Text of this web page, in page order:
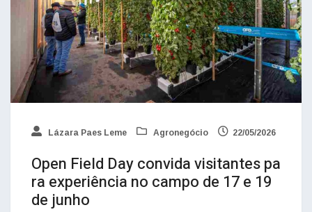
Lázara Paes Leme Agronegócio 22/05/2026
Open Field Day convida visitantes pa
ra experiência no campo de 17 e 19
de junho